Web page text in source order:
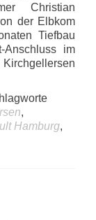
Christian
der Elbkom
Tiefbau
im
,
Hamburg,